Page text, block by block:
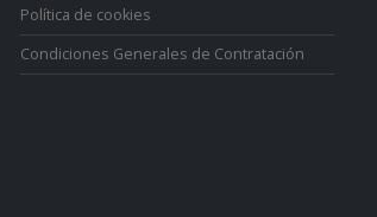
Política de cookies
Condiciones Generales de Contratación